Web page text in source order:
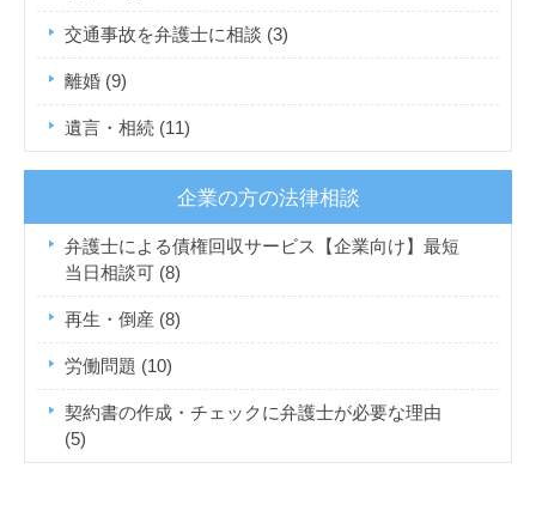
交通事故を弁護士に相談 (3)
離婚 (9)
遺言・相続 (11)
企業の方の法律相談
弁護士による債権回収サービス【企業向け】最短
当日相談可 (8)
再生・倒産 (8)
労働問題 (10)
契約書の作成・チェックに弁護士が必要な理由
(5)